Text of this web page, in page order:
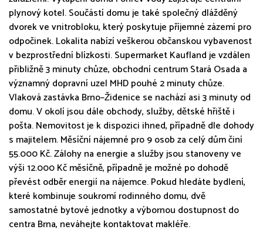
plynový kotel. Součástí domu je také společný dlážděný
dvorek ve vnitrobloku, který poskytuje příjemné zázemí pro
odpočinek. Lokalita nabízí veškerou občanskou vybavenost
v bezprostřední blízkosti. Supermarket Kaufland je vzdálen
přibližně 3 minuty chůze, obchodní centrum Stará Osada a
významný dopravní uzel MHD pouhé 2 minuty chůze.
Vlaková zastávka Brno–Židenice se nachází asi 3 minuty od
domu. V okolí jsou dále obchody, služby, dětské hřiště i
pošta. Nemovitost je k dispozici ihned, případně dle dohody
s majitelem. Měsíční nájemné pro 9 osob za celý dům činí
55.000 Kč. Zálohy na energie a služby jsou stanoveny ve
výši 12.000 Kč měsíčně, případně je možné po dohodě
převést odběr energií na nájemce. Pokud hledáte bydlení,
které kombinuje soukromí rodinného domu, dvě
samostatné bytové jednotky a výbornou dostupnost do
centra Brna, neváhejte kontaktovat makléře.